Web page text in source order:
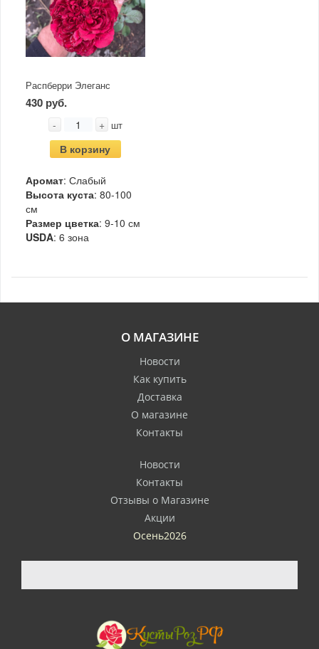
Распберри Элеганс
430 руб.
- + шт
В корзину
Аромат: Слабый
Высота куста: 80-100
см
Размер цветка: 9-10 см
USDA: 6 зона
О МАГАЗИНЕ
Новости
Как купить
Доставка
О магазине
Контакты
Новости
Контакты
Отзывы о Магазине
Акции
Осень2026